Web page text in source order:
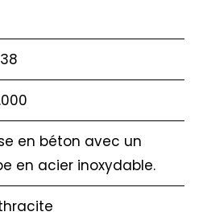
en béton avec un
en acier inoxydable.